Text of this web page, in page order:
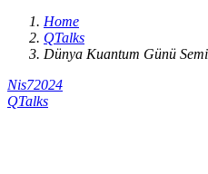
Home
QTalks
Dünya Kuantum Günü
Nis72024
QTalks